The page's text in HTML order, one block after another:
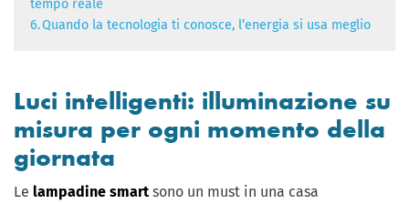
tempo reale
6.Quando la tecnologia ti conosce, l’energia si usa meglio
Luci intelligenti: illuminazione su
misura per ogni momento della
giornata
Le lampadine smartsono un must in una casa